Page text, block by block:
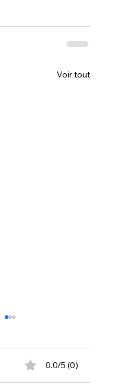
Voir tout
0.0/5 (0)